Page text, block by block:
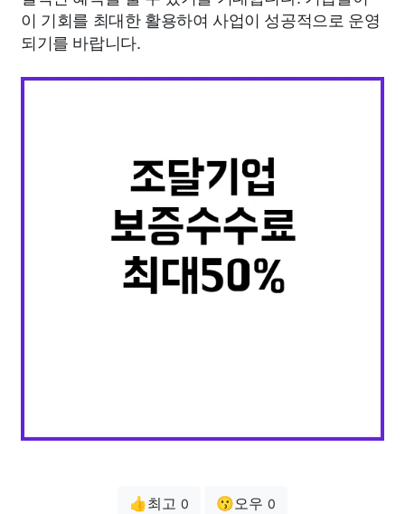
이 기회를 최대한 활용하여 사업이 성공적으로 운영
되기를 바랍니다.
👍최고 0 😗오우 0